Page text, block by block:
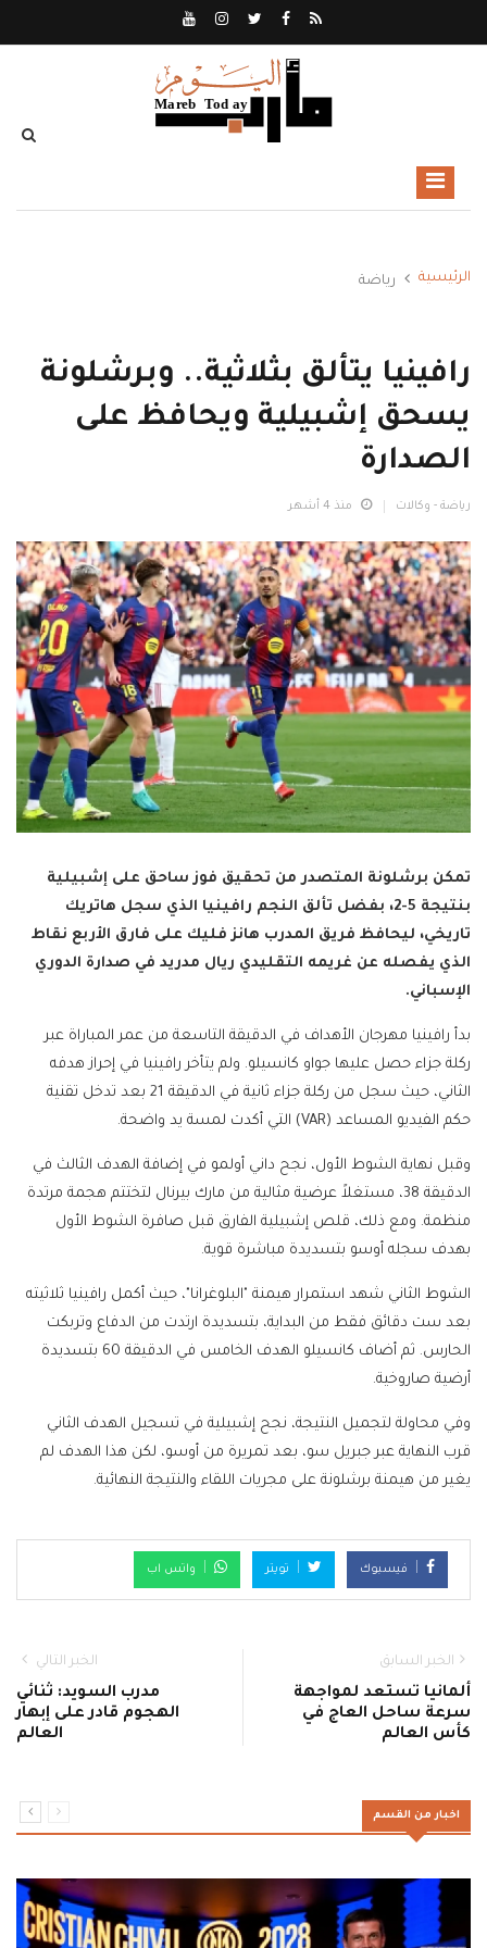
الرئيسية رياضة
رافينيا يتألق بثلاثية.. وبرشلونة
يسحق إشبيلية ويحافظ على
الصدارة
رياضة - وكالات منذ 4 أشهر
تمكن برشلونة المتصدر من تحقيق فوز ساحق على إشبيلية
بنتيجة 5-2، بفضل تألق النجم رافينيا الذي سجل هاتريك
تاريخي، ليحافظ فريق المدرب هانز فليك على فارق الأربع نقاط
الذي يفصله عن غريمه التقليدي ريال مدريد في صدارة الدوري
الإسباني.
بدأ رافينيا مهرجان الأهداف في الدقيقة التاسعة من عمر المباراة عبر
ركلة جزاء حصل عليها جواو كانسيلو. ولم يتأخر رافينيا في إحراز هدفه
الثاني، حيث سجل من ركلة جزاء ثانية في الدقيقة 21 بعد تدخل تقنية
حكم الفيديو المساعد (VAR) التي أكدت لمسة يد واضحة.
وقبل نهاية الشوط الأول، نجح داني أولمو في إضافة الهدف الثالث في
الدقيقة 38، مستغلاً عرضية مثالية من مارك بيرنال لتختتم هجمة مرتدة
منظمة. ومع ذلك، قلص إشبيلية الفارق قبل صافرة الشوط الأول
بهدف سجله أوسو بتسديدة مباشرة قوية.
الشوط الثاني شهد استمرار هيمنة "البلوغرانا"، حيث أكمل رافينيا ثلاثيته
بعد ست دقائق فقط من البداية، بتسديدة ارتدت من الدفاع وتربكت
الحارس. ثم أضاف كانسيلو الهدف الخامس في الدقيقة 60 بتسديدة
أرضية صاروخية.
وفي محاولة لتجميل النتيجة، نجح إشبيلية في تسجيل الهدف الثاني
قرب النهاية عبر جبريل سو، بعد تمريرة من أوسو، لكن هذا الهدف لم
يغير من هيمنة برشلونة على مجريات اللقاء والنتيجة النهائية.
فيسبوك تويتر واتس اب
الخبر السابق
ألمانيا تستعد لمواجهة
سرعة ساحل العاج في
كأس العالم
الخبر التالي
مدرب السويد: ثنائي
الهجوم قادر على إبهار
العالم
اخبار من القسم